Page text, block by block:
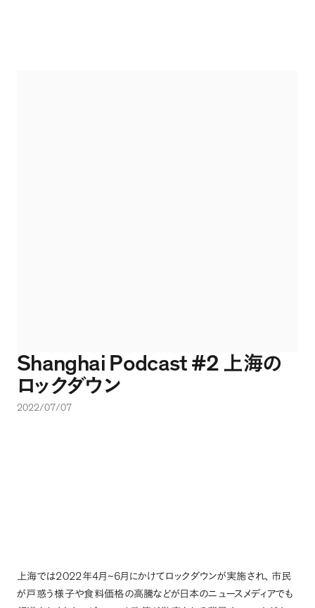
Shanghai Podcast #2 上海の
ロックダウン
2022/07/07
上海では2022年4月 ~6月にかけてロックダウンが実施され、 市民
が戸惑う様子や食料価格の高騰などが日本のニュースメディアでも